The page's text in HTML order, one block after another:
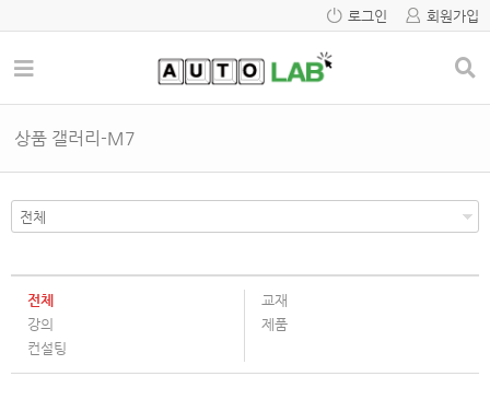
로그인 회원가입
상품 갤러리-M7
전체
교재
강의
제품
컨설팅